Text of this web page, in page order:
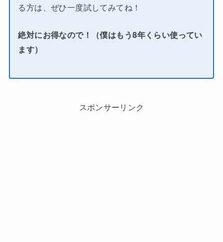
る方は、ぜひ一度試してみてね！
絶対にお得なので！（僕はもう8年くらい使ってい
ます）
スポンサーリンク